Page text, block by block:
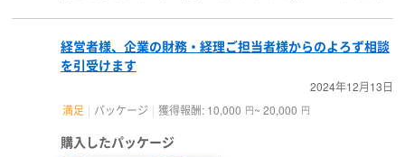
経営者様、企業の財務・経理ご担当者様からのよろず相談
を引受けます
2024年12月13日
満足
パッケージ 獲得報酬: 10,000 円~ 20,000 円
購入したパッケージ